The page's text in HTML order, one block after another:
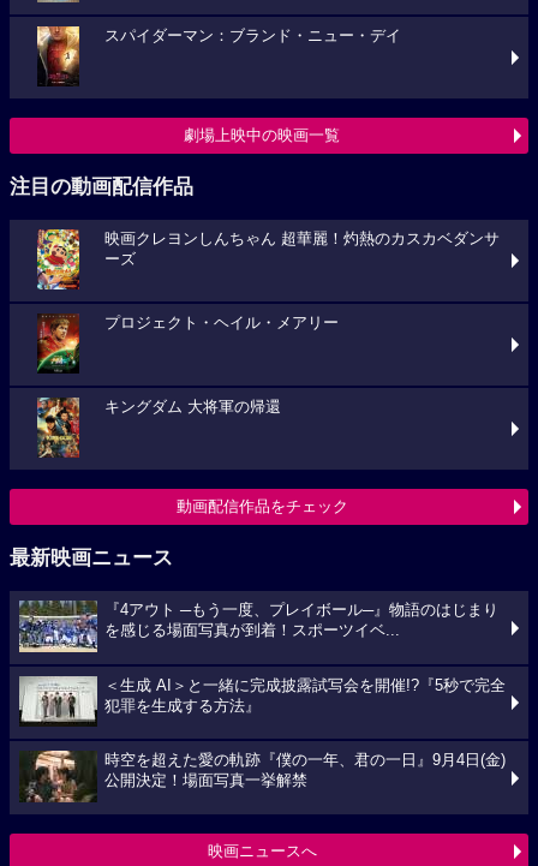
スパイダーマン：ブランド・ニュー・デイ
劇場上映中の映画一覧
注目の動画配信作品
映画クレヨンしんちゃん 超華麗！灼熱のカスカベダンサ
ーズ
プロジェクト・ヘイル・メアリー
キングダム 大将軍の帰還
動画配信作品をチェック
最新映画ニュース
『4アウト ─もう一度、プレイボール─』物語のはじまり
を感じる場面写真が到着！スポーツイベ...
＜生成 AI＞と一緒に完成披露試写会を開催!?『5秒で完全
犯罪を生成する方法』
時空を超えた愛の軌跡『僕の一年、君の一日』9月4日(金)
公開決定！場面写真一挙解禁
映画ニュースへ